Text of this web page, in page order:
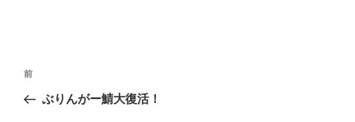
投
ナ
前
の
前
ぶりんがー鯖大復活！